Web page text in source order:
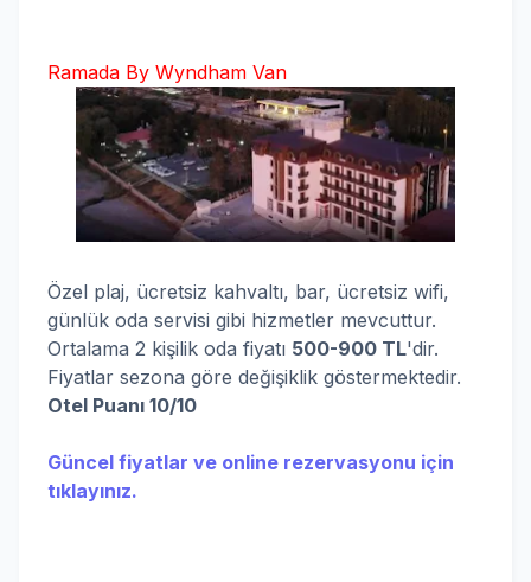
Ramada By Wyndham Van
Özel plaj, ücretsiz kahvaltı, bar, ücretsiz wifi,
günlük oda servisi gibi hizmetler mevcuttur.
Ortalama 2 kişilik oda fiyatı 500-900 TL'dir.
Fiyatlar sezona göre değişiklik göstermektedir.
Otel Puanı 10/10
Güncel fiyatlar ve online rezervasyonu için
tıklayınız.